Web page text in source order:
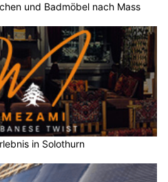
und Badmöbel nach Mass
in Solothurn